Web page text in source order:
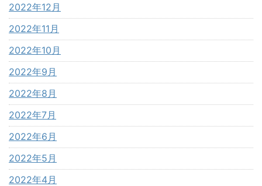
2022年12月
2022年11月
2022年10月
2022年9月
2022年8月
2022年7月
2022年6月
2022年5月
2022年4月